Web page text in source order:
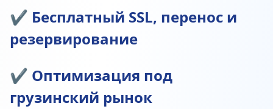
✔ Бесплатный SSL, перенос и
резервирование
✔ Оптимизация под
грузинский рынок